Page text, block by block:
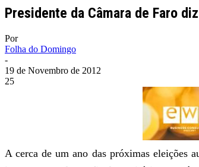
Presidente da Câmara de Faro
Por
Folha do Domingo
-
19 de Novembro de 2012
25
A cerca de um ano das próximas eleições